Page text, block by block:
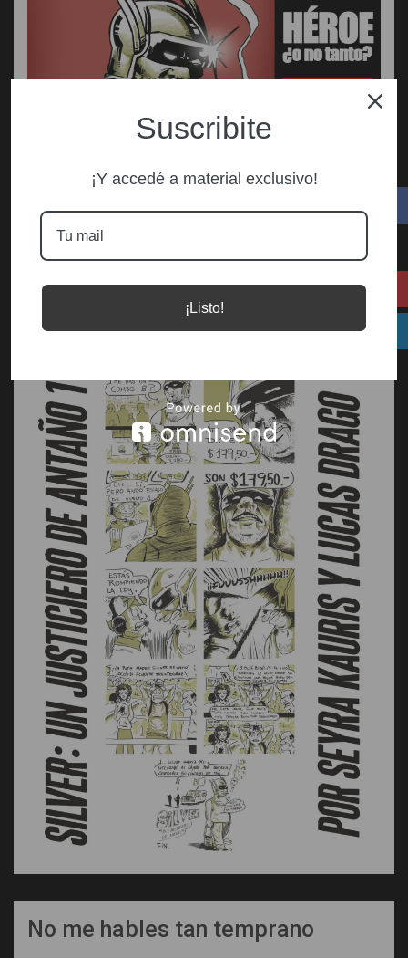
No me hables tan temprano
Suscribite
¡Y accedé a material exclusivo!
¡Listo!